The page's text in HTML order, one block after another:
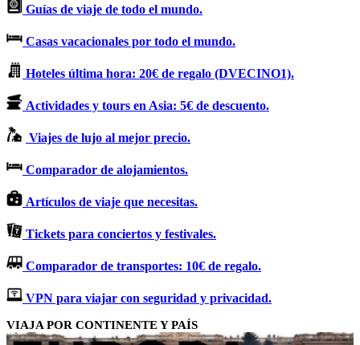
Guías de viaje de todo el mundo.
Casas vacacionales por todo el mundo.
Hoteles última hora: 20€ de regalo (DVECINO1).
Actividades y tours en Asia: 5€ de descuento.
Viajes de lujo al mejor precio.
Comparador de alojamientos.
Artículos de viaje que necesitas.
Tickets para conciertos y festivales.
Comparador de transportes: 10€ de regalo.
VPN para viajar con seguridad y privacidad.
VIAJA POR CONTINENTE Y PAÍS